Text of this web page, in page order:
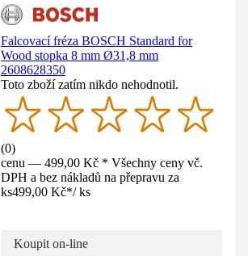
Falcovací fréza BOSCH Standard for
Wood stopka 8 mm Ø31,8 mm
2608628350
Toto zboží zatím nikdo nehodnotil.
(0)
cenu — 499,00 Kč * Všechny ceny vč.
DPH a bez nákladů na přepravu za
ks499,00 Kč*/ ks
Koupit on-line